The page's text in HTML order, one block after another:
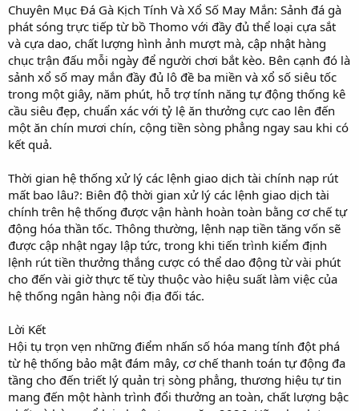
Chuyên Mục Đá Gà Kịch Tính Và Xổ Số May Mắn: Sảnh đá gà
phát sóng trực tiếp từ bồ Thomo với đầy đủ thể loại cựa sắt
và cựa dao, chất lượng hình ảnh mượt mà, cập nhật hàng
chục trận đấu mỗi ngày để người chơi bắt kèo. Bên cạnh đó là
sảnh xổ số may mắn đầy đủ lô đề ba miền và xổ số siêu tốc
trong một giây, năm phút, hỗ trợ tính năng tự động thống kê
cầu siêu đẹp, chuẩn xác với tỷ lệ ăn thưởng cực cao lên đến
một ăn chín mươi chín, cộng tiền sòng phẳng ngay sau khi có
kết quả.
Thời gian hệ thống xử lý các lệnh giao dịch tài chính nạp rút
mất bao lâu?: Biên độ thời gian xử lý các lệnh giao dịch tài
chính trên hệ thống được vận hành hoàn toàn bằng cơ chế tự
động hóa thần tốc. Thông thường, lệnh nạp tiền tăng vốn sẽ
được cập nhật ngay lập tức, trong khi tiến trình kiểm định
lệnh rút tiền thưởng thắng cược có thể dao động từ vài phút
cho đến vài giờ thực tế tùy thuộc vào hiệu suất làm việc của
hệ thống ngân hàng nội địa đối tác.
Lời Kết
Hội tụ trọn vẹn những điểm nhấn số hóa mang tính đột phá
từ hệ thống bảo mật đám mây, cơ chế thanh toán tự động đa
tầng cho đến triết lý quản trị sòng phẳng, thương hiệu tự tin
mang đến một hành trình đổi thưởng an toàn, chất lượng bậc